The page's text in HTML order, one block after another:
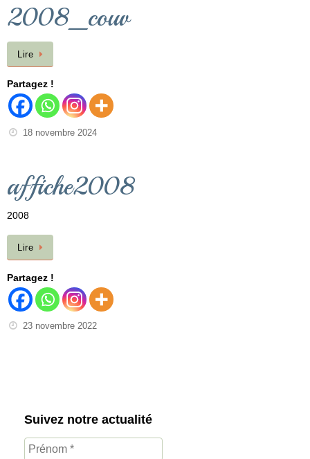
2008_couv
Lire
Partagez !
18 novembre 2024
affiche2008
2008
Lire
Partagez !
23 novembre 2022
Suivez notre actualité